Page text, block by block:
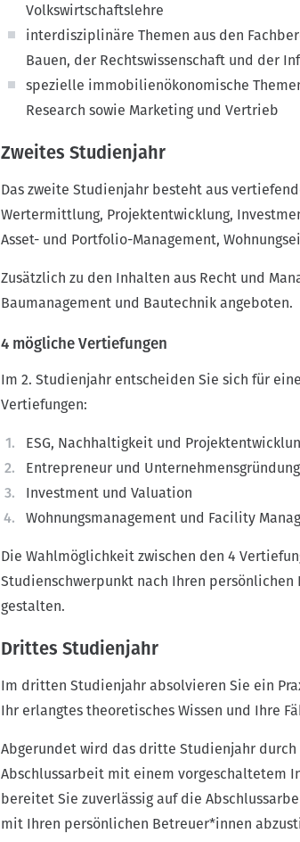
Volkswirtschaftslehre
interdisziplinäre Themen aus den
Bauen, der Rechtswissenschaft und der
spezielle immobilienökonomische
Research sowie Marketing und Vertrieb
Zweites Studienjahr
Das zweite Studienjahr besteht aus
Wertermittlung, Projektentwicklung,
Asset- und Portfolio-Management,
Zusätzlich zu den Inhalten aus Recht und
Baumanagement und Bautechnik angeboten.
4 mögliche Vertiefungen
Im 2. Studienjahr entscheiden Sie sich für
Vertiefungen:
ESG, Nachhaltigkeit und
Entrepreneur und Unternehmensgründung
Investment und Valuation
Wohnungsmanagement und Facility
Die Wahlmöglichkeit zwischen den 4
Studienschwerpunkt nach Ihren
gestalten.
Drittes Studienjahr
Im dritten Studienjahr absolvieren Sie ein
Ihr erlangtes theoretisches Wissen und Ihre
Abgerundet wird das dritte Studienjahr
Abschlussarbeit mit einem vorgeschaltetem
bereitet Sie zuverlässig auf die
mit Ihren persönlichen Betreuer*innen